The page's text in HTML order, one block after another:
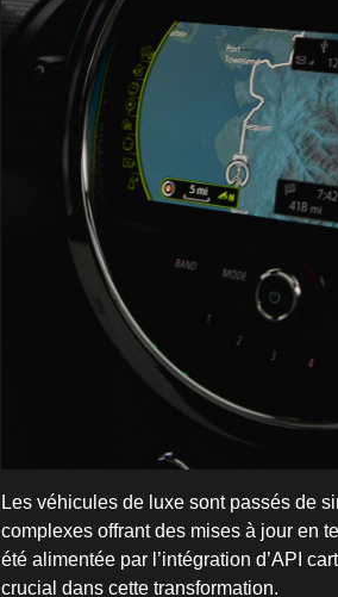
Les véhicules de luxe sont passés de
complexes offrant des mises à jour en
été alimentée par l’intégration d’API
crucial dans cette transformation.